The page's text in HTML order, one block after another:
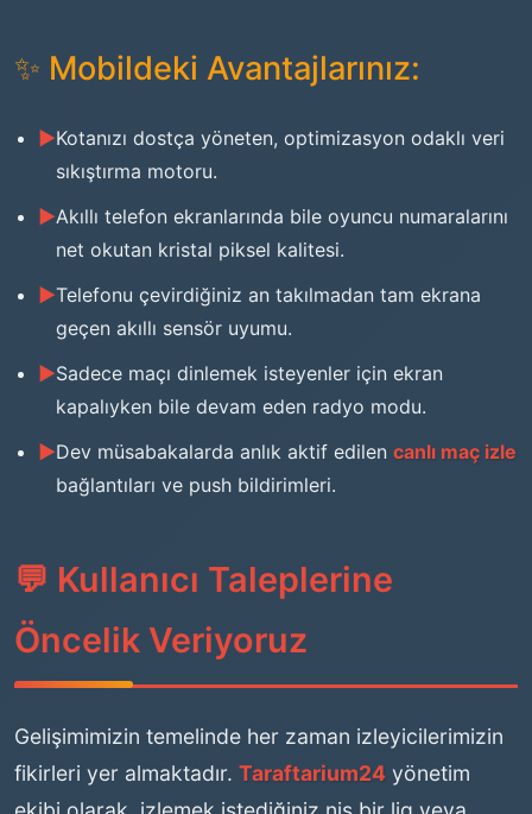
✨ Mobildeki Avantajlarınız:
Kotanızı dostça yöneten, optimizasyon odaklı veri
sıkıştırma motoru.
Akıllı telefon ekranlarında bile oyuncu numaralarını
net okutan kristal piksel kalitesi.
Telefonu çevirdiğiniz an takılmadan tam ekrana
geçen akıllı sensör uyumu.
Sadece maçı dinlemek isteyenler için ekran
kapalıyken bile devam eden radyo modu.
Dev müsabakalarda anlık aktif edilen canlı maç izle
bağlantıları ve push bildirimleri.
💬 Kullanıcı Taleplerine
Öncelik Veriyoruz
Gelişimimizin temelinde her zaman izleyicilerimizin
fikirleri yer almaktadır. Taraftarium24 yönetim